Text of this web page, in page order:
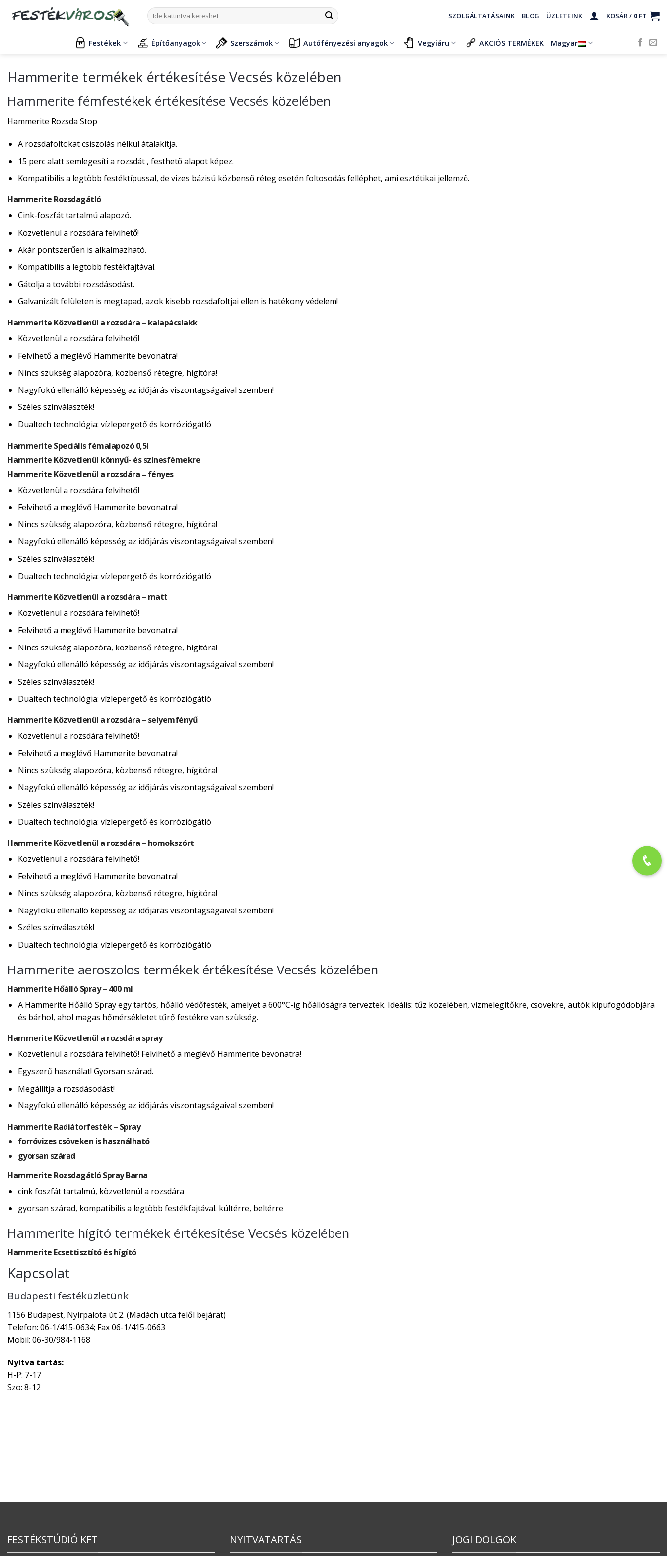
Keresés
a
SZOLGÁLTATÁSAINK BLOG ÜZLETEINK KOSÁR / 0 FT
Festékek Építőanyagok Szerszámok Autófényezési anyagok Vegyiáru AKCIÓS TERMÉKEK Magyar
Hammerite termékek értékesítése Vecsés közelében
Hammerite fémfestékek értékesítése Vecsés közelében
Hammerite Rozsda Stop
A rozsdafoltokat csiszolás nélkül átalakítja.
15 perc alatt semlegesíti a rozsdát , festhető alapot képez.
Kompatibilis a legtöbb festéktípussal, de vizes bázisú közbenső réteg esetén foltosodás felléphet, ami esztétikai jellemző.
Hammerite Rozsdagátló
Cink-foszfát tartalmú alapozó.
Közvetlenül a rozsdára felvihető!
Akár pontszerűen is alkalmazható.
Kompatibilis a legtöbb festékfajtával.
Gátolja a további rozsdásodást.
Galvanizált felületen is megtapad, azok kisebb rozsdafoltjai ellen is hatékony védelem!
Hammerite Közvetlenül a rozsdára – kalapácslakk
Közvetlenül a rozsdára felvihető!
Felvihető a meglévő Hammerite bevonatra!
Nincs szükség alapozóra, közbenső rétegre, hígítóra!
Nagyfokú ellenálló képesség az időjárás viszontagságaival szemben!
Széles színválaszték!
Dualtech technológia: vízlepergető és korróziógátló
Hammerite Speciális fémalapozó 0,5l
Hammerite Közvetlenül könnyű- és színesfémekre
Hammerite Közvetlenül a rozsdára – fényes
Közvetlenül a rozsdára felvihető!
Felvihető a meglévő Hammerite bevonatra!
Nincs szükség alapozóra, közbenső rétegre, hígítóra!
Nagyfokú ellenálló képesség az időjárás viszontagságaival szemben!
Széles színválaszték!
Dualtech technológia: vízlepergető és korróziógátló
Hammerite Közvetlenül a rozsdára – matt
Közvetlenül a rozsdára felvihető!
Felvihető a meglévő Hammerite bevonatra!
Nincs szükség alapozóra, közbenső rétegre, hígítóra!
Nagyfokú ellenálló képesség az időjárás viszontagságaival szemben!
Széles színválaszték!
Dualtech technológia: vízlepergető és korróziógátló
Hammerite Közvetlenül a rozsdára – selyemfényű
Közvetlenül a rozsdára felvihető!
Felvihető a meglévő Hammerite bevonatra!
Nincs szükség alapozóra, közbenső rétegre, hígítóra!
Nagyfokú ellenálló képesség az időjárás viszontagságaival szemben!
Széles színválaszték!
Dualtech technológia: vízlepergető és korróziógátló
Hammerite Közvetlenül a rozsdára – homokszórt
Közvetlenül a rozsdára felvihető!
Felvihető a meglévő Hammerite bevonatra!
Nincs szükség alapozóra, közbenső rétegre, hígítóra!
Nagyfokú ellenálló képesség az időjárás viszontagságaival szemben!
Széles színválaszték!
Dualtech technológia: vízlepergető és korróziógátló
Hammerite aeroszolos termékek értékesítése Vecsés közelében
Hammerite Hőálló Spray – 400 ml
A Hammerite Hőálló Spray egy tartós, hőálló védőfesték, amelyet a 600°C-ig hőállóságra terveztek. Ideális: tűz közelében, vízmelegítőkre, csövekre, autók kipufogódobjára
és bárhol, ahol magas hőmérsékletet tűrő festékre van szükség.
Hammerite Közvetlenül a rozsdára spray
Közvetlenül a rozsdára felvihető! Felvihető a meglévő Hammerite bevonatra!
Egyszerű használat! Gyorsan szárad.
Megállítja a rozsdásodást!
Nagyfokú ellenálló képesség az időjárás viszontagságaival szemben!
Hammerite Radiátorfesték – Spray
forróvizes csöveken is használható
gyorsan szárad
Hammerite Rozsdagátló Spray Barna
cink foszfát tartalmú, közvetlenül a rozsdára
gyorsan szárad, kompatibilis a legtöbb festékfajtával. kültérre, beltérre
Hammerite hígító termékek értékesítése Vecsés közelében
Hammerite Ecsettisztító és hígító
Kapcsolat
Budapesti festéküzletünk
1156 Budapest, Nyírpalota út 2. (Madách utca felől bejárat)
Telefon: 06-1/415-0634; Fax 06-1/415-0663
Mobil: 06-30/984-1168
Nyitva tartás:
H-P: 7-17
Szo: 8-12
FESTÉKSTÚDIÓ KFT NYITVATARTÁS JOGI DOLGOK